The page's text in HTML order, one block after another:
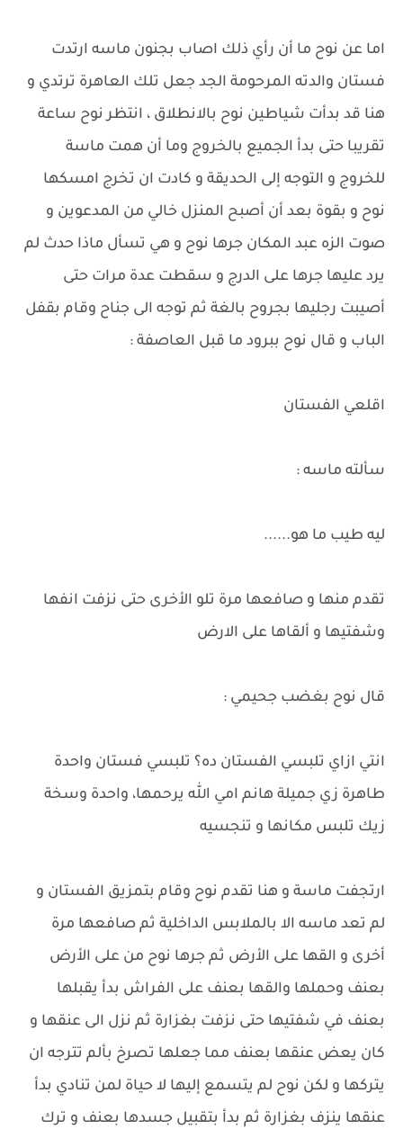
اما عن نوح ما أن رأي ذلك اصاب بجنون ماسه ارتدت
فستان والدته المرحومة الجد جعل تلك العاهرة ترتدي و
هنا قد بدأت شياطين نوح بالانطلاق ، انتظر نوح ساعة
تقريبا حتى بدأ الجميع بالخروج وما أن همت ماسة
للخروج و التوجه إلى الحديقة و كادت ان تخرج امسكها
نوح و بقوة بعد أن أصبح المنزل خالي من المدعوين و
صوت الزه عبد المكان جرها نوح و هي تسأل ماذا حدث لم
يرد عليها جرها على الدرج و سقطت عدة مرات حتى
أصيبت رجليها بجروح بالغة ثم توجه الى جناح وقام بقفل
الباب و قال نوح ببرود ما قبل العاصفة :
اقلعي الفستان
سألته ماسه :
ليه طيب ما هو......
تقدم منها و صافعها مرة تلو الأخرى حتى نزفت انفها
وشفتيها و ألقاها على الارض
قال نوح بغضب جحيمي :
انتي ازاي تلبسي الفستان ده؟ تلبسي فستان واحدة
طاهرة زي جميلة هانم امي الله يرحمها، واحدة وسخة
زيك تلبس مكانها و تنجسيه
ارتجفت ماسة و هنا تقدم نوح وقام بتمزيق الفستان و
لم تعد ماسه الا بالملابس الداخلية ثم صافعها مرة
أخرى و القها على الأرض ثم جرها نوح من على الأرض
بعنف وحملها والقها بعنف على الفراش بدأ يقبلها
بعنف في شفتيها حتى نزفت بغزارة ثم نزل الى عنقها و
كان يعض عنقها بعنف مما جعلها تصرخ بألم تترجه ان
يتركها و لكن نوح لم يتسمع إليها لا حياة لمن تنادي بدأ
عنقها ينزف بغزارة ثم بدأ بتقبيل جسدها بعنف و ترك